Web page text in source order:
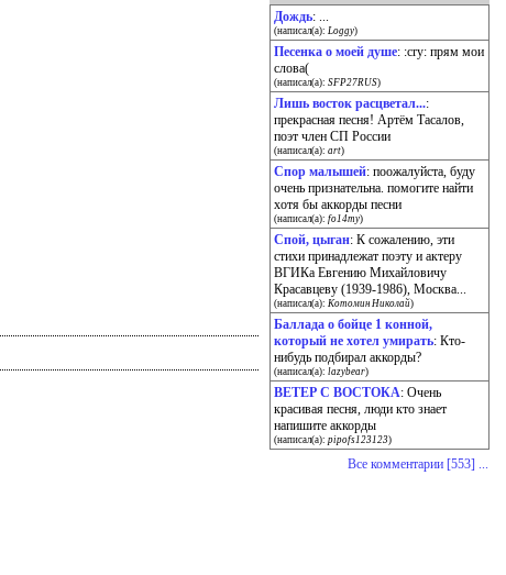
Дождь: ...
(написал(а): Loggy)
Песенка о моей душе: :cry: прям мои
слова(
(написал(а): SFP27RUS)
Лишь восток расцветал...:
прекрасная песня! Артём Тасалов,
поэт член СП России
(написал(а): art)
Спор малышей: поожалуйста, буду
очень признательна. помогите найти
хотя бы аккорды песни
(написал(а): fo14my)
Спой, цыган: К сожалению, эти
стихи принадлежат поэту и актеру
ВГИКа Евгению Михайловичу
Красавцеву (1939-1986), Москва...
(написал(а): Котомин Николай)
Баллада о бойце 1 конной,
который не хотел умирать: Кто-
нибудь подбирал аккорды?
(написал(а): lazybear)
ВЕТЕР С ВОСТОКА: Очень
красивая песня, люди кто знает
напишите аккорды
(написал(а): pipofs123123)
Все комментарии [553] ...